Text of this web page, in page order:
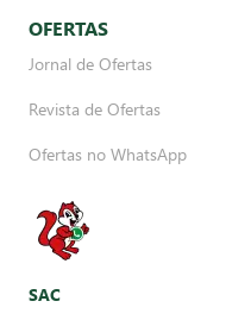
OFERTAS
Jornal de Ofertas
Revista de Ofertas
Ofertas no WhatsApp
SAC